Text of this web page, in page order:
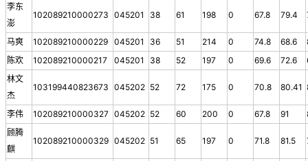
李东
澎
102089210000273 045201 38 61 198 0 67.8 79.4
马爽 102089210000229 045201 36 51 214 0 74.8 68.6
陈欢
102089210000217 045201 38 52 197 0 69.6 72.6
林文
杰
103199440823673 045202 52 72 175 0 70.8 80.41
李伟 102089210000327 045202 52 60 200 0 67.8 91
顾腾
麒
102089210000329 045202 51 65 197 0 71.8 81.5